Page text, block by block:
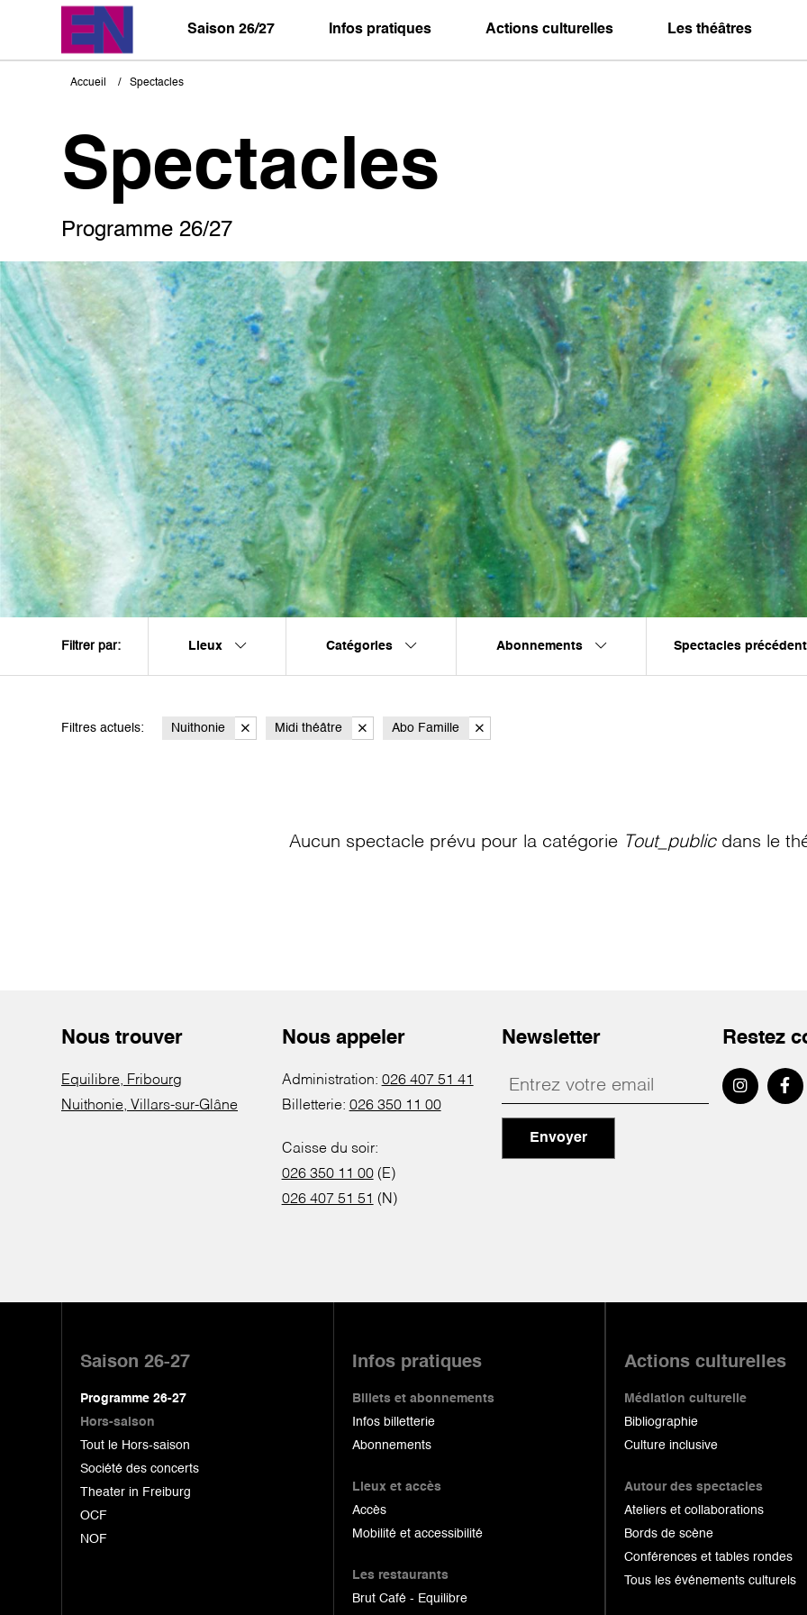
Saison 26/27 Infos pratiques Actions culturelles Les théâtres
Fil
Accueil Spectacles
Spectacles
Programme 26/27
Filtrer par: Lieux Catégories Abonnements Spectacles
Filtres actuels: Nuithonie Midi théâtre Abo Famille
Aucun spectacle prévu pour la catégorie Tout_publicdans le
Nous trouver
Equilibre, Fribourg
Nuithonie, Villars-sur-Glâne
Nous appeler
Administration: 026 407 51 41
Billetterie: 026 350 11 00
Caisse du soir:
026 350 11 00(E)
026 407 51 51 (N)
Newsletter
Envoyer
Restez
Saison 26-27
Programme 26-27
Hors-saison
Tout le Hors-saison
Société des concerts
Theater in Freiburg
OCF
NOF
Infos pratiques
Billets et abonnements
Infos billetterie
Abonnements
Lieux et accès
Accès
Mobilité et accessibilité
Les restaurants
Brut Café - Equilibre
Actions culturelles
Médiation culturelle
Bibliographie
Culture inclusive
Autour des spectacles
Ateliers et collaborations
Bords de scène
Conférences et tables rondes
Tous les événements culturels